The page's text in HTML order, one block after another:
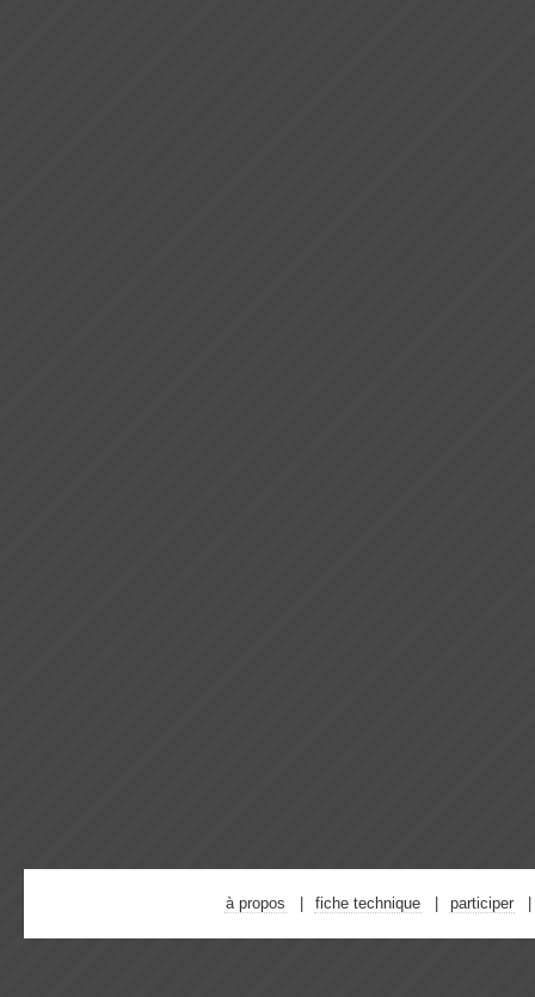
à propos fiche technique participer